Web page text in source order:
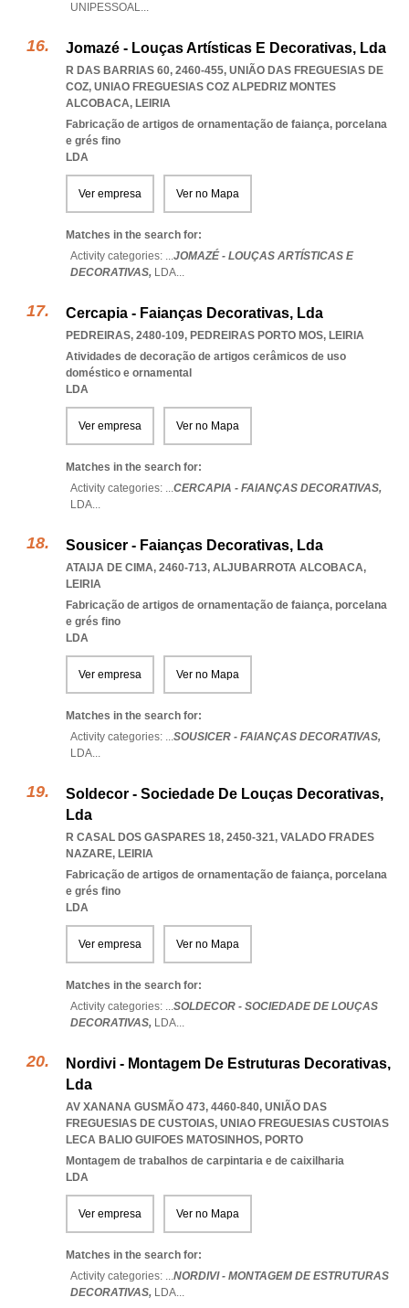
UNIPESSOAL...
Jomazé - Louças Artísticas E Decorativas, Lda
R DAS BARRIAS 60, 2460-455, UNIÃO DAS FREGUESIAS DE
COZ, UNIAO FREGUESIAS COZ ALPEDRIZ MONTES
ALCOBACA, LEIRIA
Fabricação de artigos de ornamentação de faiança, porcelana
e grés fino
LDA
Ver empresa Ver no Mapa
Matches in the search for:
Activity categories: ...JOMAZÉ - LOUÇAS ARTÍSTICAS E
DECORATIVAS, LDA...
Cercapia - Faianças Decorativas, Lda
PEDREIRAS, 2480-109, PEDREIRAS PORTO MOS, LEIRIA
Atividades de decoração de artigos cerâmicos de uso
doméstico e ornamental
LDA
Ver empresa Ver no Mapa
Matches in the search for:
Activity categories: ...CERCAPIA - FAIANÇAS DECORATIVAS,
LDA...
Sousicer - Faianças Decorativas, Lda
ATAIJA DE CIMA, 2460-713, ALJUBARROTA ALCOBACA,
LEIRIA
Fabricação de artigos de ornamentação de faiança, porcelana
e grés fino
LDA
Ver empresa Ver no Mapa
Matches in the search for:
Activity categories: ...SOUSICER - FAIANÇAS DECORATIVAS,
LDA...
Soldecor - Sociedade De Louças Decorativas,
Lda
R CASAL DOS GASPARES 18, 2450-321, VALADO FRADES
NAZARE, LEIRIA
Fabricação de artigos de ornamentação de faiança, porcelana
e grés fino
LDA
Ver empresa Ver no Mapa
Matches in the search for:
Activity categories: ...SOLDECOR - SOCIEDADE DE LOUÇAS
DECORATIVAS, LDA...
Nordivi - Montagem De Estruturas Decorativas,
Lda
AV XANANA GUSMÃO 473, 4460-840, UNIÃO DAS
FREGUESIAS DE CUSTOIAS, UNIAO FREGUESIAS CUSTOIAS
LECA BALIO GUIFOES MATOSINHOS, PORTO
Montagem de trabalhos de carpintaria e de caixilharia
LDA
Ver empresa Ver no Mapa
Matches in the search for:
Activity categories: ...NORDIVI - MONTAGEM DE ESTRUTURAS
DECORATIVAS, LDA...